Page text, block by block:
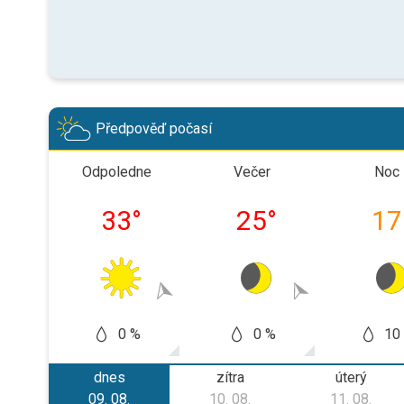
Předpověď počasí
Odpoledne
33°
0 %
Večer
25°
0 %
Noc
17
10
dnes
09. 08.
zítra
10. 08.
úterý
11. 08.